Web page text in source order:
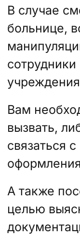
В случае
больнице,
Вам
вызвать,
связаться
А также
целью